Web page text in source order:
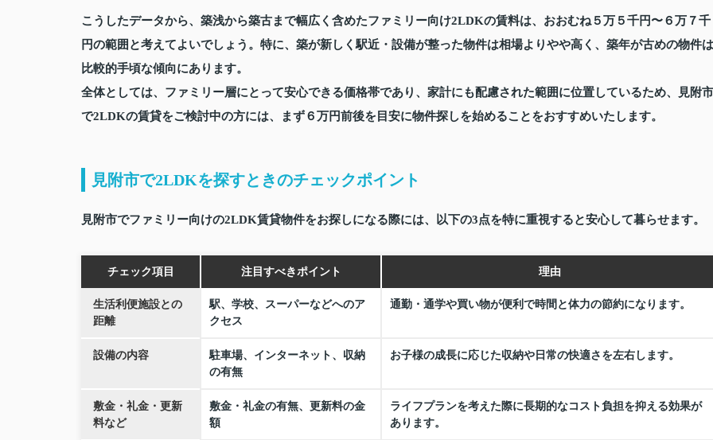
こうしたデータから、築浅から築古まで幅広く含めたファミリー向け2LDKの賃料は、おおむね５万５千円〜６万７千
円の範囲と考えてよいでしょう。特に、築が新しく駅近・設備が整った物件は相場よりやや高く、築年が古めの物件は
比較的手頃な傾向にあります。
全体としては、ファミリー層にとって安心できる価格帯であり、家計にも配慮された範囲に位置しているため、見附市
で2LDKの賃貸をご検討中の方には、まず６万円前後を目安に物件探しを始めることをおすすめいたします。
見附市で2LDKを探すときのチェックポイント
見附市でファミリー向けの2LDK賃貸物件をお探しになる際には、以下の3点を特に重視すると安心して暮らせます。
チェック項目 注目すべきポイント 理由
生活利便施設との
距離
駅、学校、スーパーなどへのア
クセス
通勤・通学や買い物が便利で時間と体力の節約になります。
設備の内容
駐車場、インターネット、収納
の有無
お子様の成長に応じた収納や日常の快適さを左右します。
敷金・礼金・更新
料など
敷金・礼金の有無、更新料の金
額
ライフプランを考えた際に長期的なコスト負担を抑える効果が
あります。